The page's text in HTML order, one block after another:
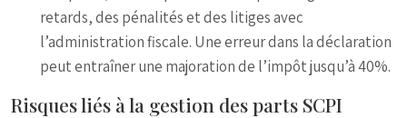
retards, des pénalités et des litiges avec
l’administration fiscale. Une erreur dans la déclaration
peut entraîner une majoration de l’impôt jusqu’à 40%.
Risques liés à la gestion des parts SCPI